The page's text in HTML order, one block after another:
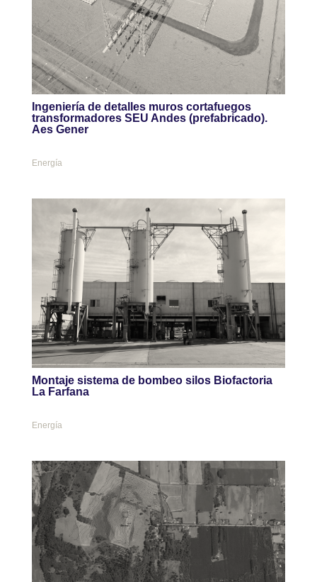
Ingeniería de detalles muros cortafuegos
transformadores SEU Andes (prefabricado).
Aes Gener
Energía
Montaje sistema de bombeo silos Biofactoria
La Farfana
Energía